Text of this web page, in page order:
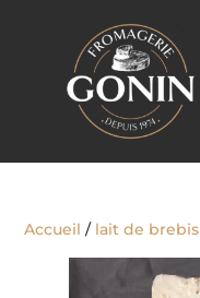
Accueil / lait de brebis